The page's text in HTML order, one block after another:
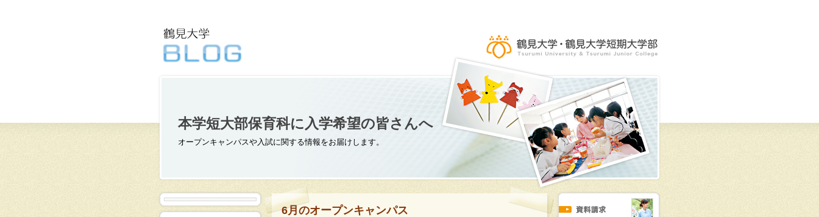
本学短大部保育科に入学希望の皆さんへ
オープンキャンパスや入試に関する情報をお届けします。
6月のオープンキャンパス